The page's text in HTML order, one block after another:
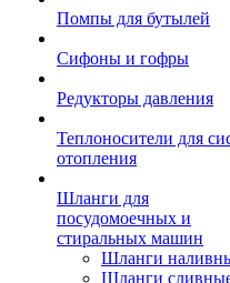
Помпы для бутылей
Сифоны и гофры
Редукторы давления
Теплоносители для
отопления
Шланги для
посудомоечных и
стиральных машин
Шланги
Шланги